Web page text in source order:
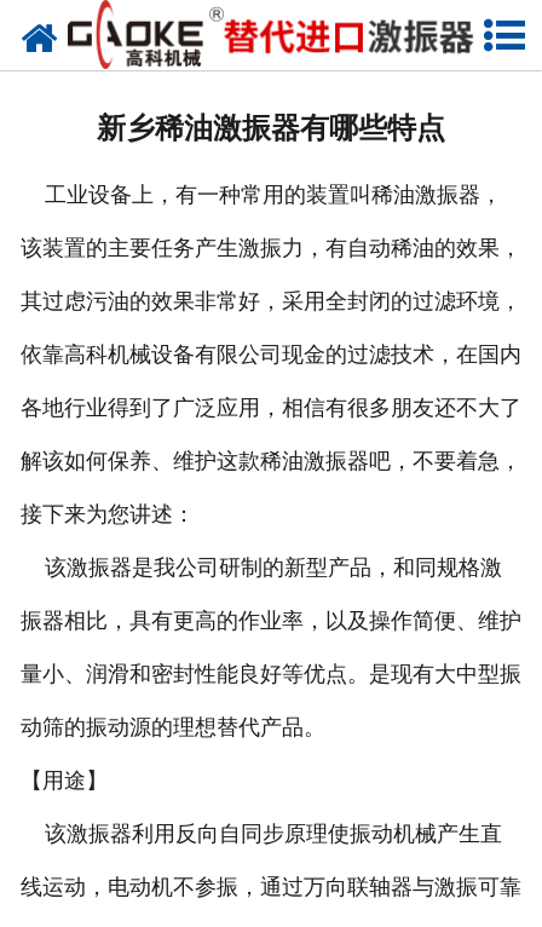
首页
联系高科
新乡稀油激振器有哪些特点
工业设备上，有一种常用的装置叫稀油激振器，
该装置的主要任务产生激振力，有自动稀油的效果，
其过虑污油的效果非常好，采用全封闭的过滤环境，
依靠高科机械设备有限公司现金的过滤技术，在国内
各地行业得到了广泛应用，相信有很多朋友还不大了
解该如何保养、维护这款稀油激振器吧，不要着急，
接下来为您讲述：
该激振器是我公司研制的新型产品，和同规格激
振器相比，具有更高的作业率，以及操作简便、维护
量小、润滑和密封性能良好等优点。是现有大中型振
动筛的振动源的理想替代产品。
【用途】
该激振器利用反向自同步原理使振动机械产生直
线运动，电动机不参振，通过万向联轴器与激振可靠